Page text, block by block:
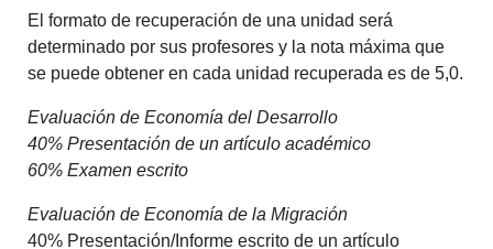
El formato de recuperación de una unidad será
determinado por sus profesores y la nota máxima que
se puede obtener en cada unidad recuperada es de 5,0.
Evaluación de Economía del Desarrollo
40% Presentación de un artículo académico
60% Examen escrito
Evaluación de Economía de la Migración
40% Presentación/Informe escrito de un artículo